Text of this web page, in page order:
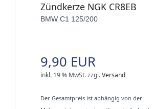
Zündkerze NGK CR8EB
BMW C1 125/200
9,90 EUR
inkl. 19 % MwSt.zzgl.Versand
Der Gesamtpreis ist abhängig von der